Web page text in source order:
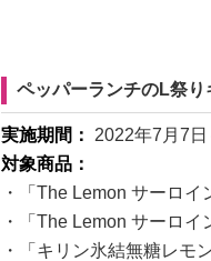
ペッパーランチのL祭
実施期間： 2022年7月7日
対象商品：
・「The Lemon サーロ
・「The Lemon サーロ
・「キリン氷結無糖レモ